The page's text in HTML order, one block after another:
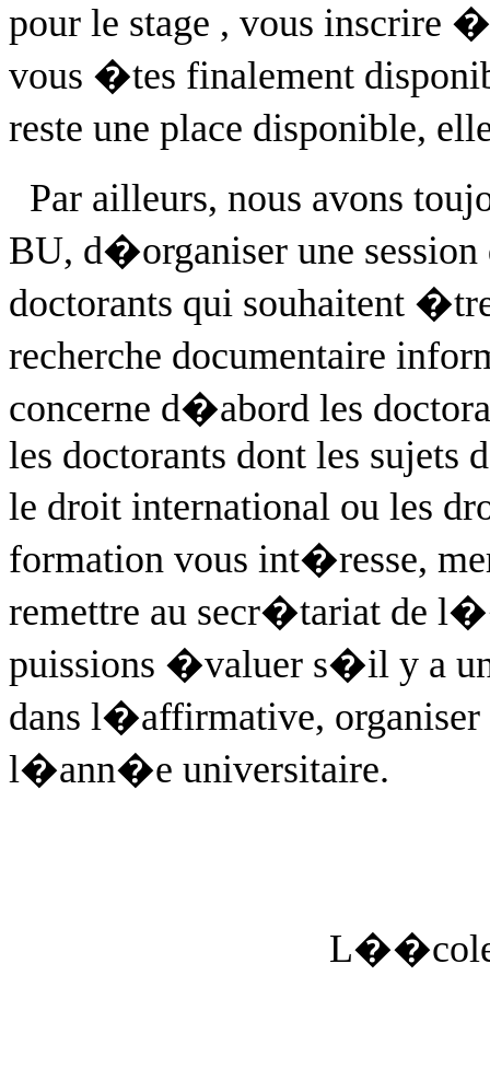
pour le stage , vous inscrire �
vous �tes finalement
reste une place disponible,
Par ailleurs, nous avons
BU, d�organiser une
doctorants qui souhaitent
recherche documentaire
concerne d�abord les
les doctorants dont les sujets
le droit international ou les
formation vous int�resse,
remettre au secr�tariat de
puissions �valuer s�il y a un
dans l�affirmative, organiser
l�ann�e universitaire.
L��cole